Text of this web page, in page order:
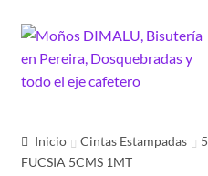
Ir
a
la
Ir
al
contenido
Tienda
Inicio Cintas Estampadas
FUCSIA 5CMS 1MT